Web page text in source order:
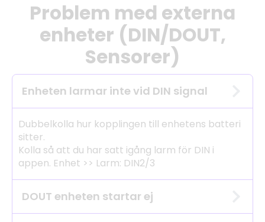
Problem med externa
enheter (DIN/DOUT,
Sensorer)
Enheten larmar inte vid DIN signal
Dubbelkolla hur kopplingen till enhetens batteri
sitter.
Kolla så att du har satt igång larm för DIN i
appen. Enhet >> Larm: DIN2/3
DOUT enheten startar ej